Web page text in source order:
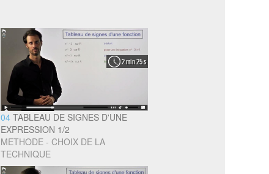
2 min 25 s
04TABLEAU DE SIGNES D'UNE
EXPRESSION 1/2
METHODE - CHOIX DE LA
TECHNIQUE